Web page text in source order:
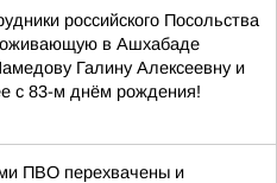
российского Посольства
в Ашхабаде
Галину Алексеевну и
с 83-м днём рождения!
ПВО перехвачены и